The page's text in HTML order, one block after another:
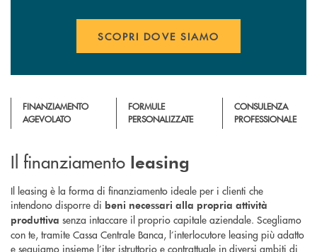
SCOPRI DOVE SIAMO
FINANZIAMENTO
AGEVOLATO
FORMULE
PERSONALIZZATE
CONSULENZA
PROFESSIONALE
Il finanziamento leasing
Il leasing è la forma di finanziamento ideale per i clienti che
intendono disporre di beni necessari alla propria attività
produttiva senza intaccare il proprio capitale aziendale. Scegliamo
con te, tramite Cassa Centrale Banca, l’interlocutore leasing più adatto
e seguiamo insieme l’iter istruttorio e contrattuale in diversi ambiti di